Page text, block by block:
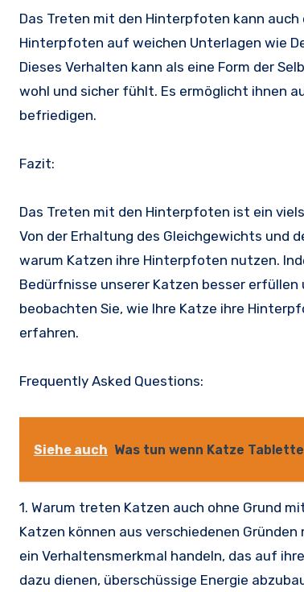
Das Treten mit den Hinterpfoten kann
Hinterpfoten auf weichen Unterlagen wie
Dieses Verhalten kann als eine Form der
wohl und sicher fühlt. Es ermöglicht ihnen
befriedigen.
Fazit:
Das Treten mit den Hinterpfoten ist ein
Von der Erhaltung des Gleichgewichts und
warum Katzen ihre Hinterpfoten nutzen.
Bedürfnisse unserer Katzen besser
beobachten Sie, wie Ihre Katze ihre
erfahren.
Frequently Asked Questions:
Siehe auch Was tun wenn Katze
1. Warum treten Katzen auch ohne Grund
Katzen können aus verschiedenen
ein Verhaltensmerkmal handeln, das auf
dazu dienen, überschüssige Energie